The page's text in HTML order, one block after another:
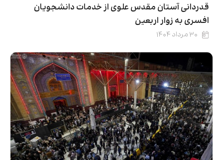
قدردانی آستان مقدس علوی از خدمات دانشجویان
افسری به زوار اربعین
۳۰ مرداد ۱۴۰۴